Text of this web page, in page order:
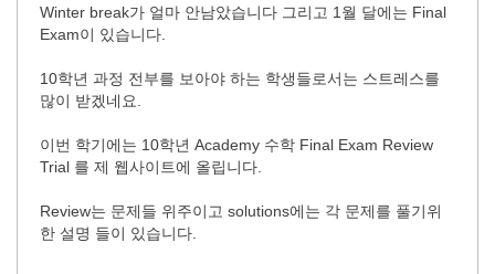
Winter break가 얼마 안남았습니다 그리고 1월 달에는 Final
Exam이 있습니다.
10학년 과정 전부를 보아야 하는 학생들로서는 스트레스를
많이 받겠네요.
이번 학기에는 10학년 Academy 수학 Final Exam Review
Trial 를 제 웹사이트에 올립니다.
Review는 문제들 위주이고 solutions에는 각 문제를 풀기위
한 설명 들이 있습니다.